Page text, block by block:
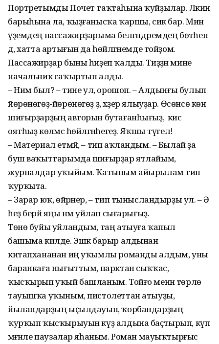
Портретымды Почет таҡтаһына ҡуйҙылар. Ләкин
барыһына ла, ҡыҙ­ғанысҡа ҡаршы, сик бар. Мин
үҙемдең пассажирҙарыма белгән­дәремдең бөтәһен
дә, хатта артығын да һөйләгәнемде тойҙом.
Пассажир­ҙар быны һиҙеп ҡалды. Тиҙҙән мине
начальник саҡыртып алды.
– Нимә был? – тине ул, орошоп. – Алдынғы булып
йөрөнөгөҙ-йөрө­нөгөҙ ҙә, хәҙер ялыуҙар. Өсөнсө көн
шиғырҙарҙың авторын бута­ған­һығыҙ, ә кисә
оятһыҙ көләмәс һөйләгәнһегеҙ. Яҡшы түгел!
– Материал етмәй, – тип аҡлан­дым. – Былай ҙа
буш ваҡыттарымда шиғырҙар ятлайым,
журналдар уҡыйым. Ҡатыным айырылам тип
ҡурҡыта.
– Зарар юҡ, өйрәнер, – тип тынысландырҙы ул. – Ә
һеҙ берәй яңы нәмә уйлап сығарығыҙ.
Төнө буйы уйландым, таң атыуға ҡапыл
башыма килде. Эшкә барыр алдынан
китапхананан иң уҡымлы романды алдым, уны
баранкаға нығыттым, парктан сыҡҡас,
ҡысҡырып уҡый башланым. Тойғо менән төрлө
тауышҡа уҡыным, пистолеттан атыуҙы,
йыландарҙың ыҫылдауын, ҡор­бан­дарҙың
ҡурҡып ҡысҡырыуын күҙ алдына баҫтырып, күп
мәғәнәле паузалар яһаным. Роман мауыҡтырғыс